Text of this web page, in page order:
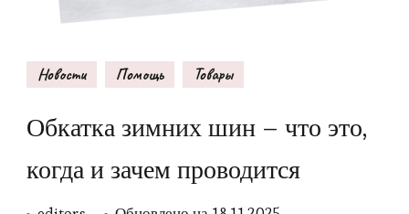
Новости Помощь Товары
Обкатка зимних шин – что это,
когда и зачем проводится